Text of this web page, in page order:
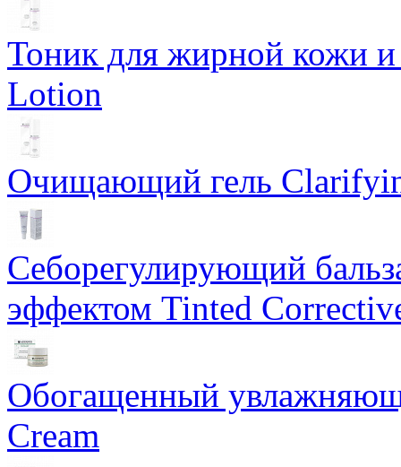
Тоник для жирной кожи
Lotion
Очищающий гель
Себорегулирующий
эффектом Tinted
Обогащенный
Cream